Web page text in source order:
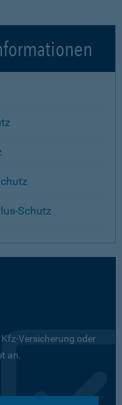
Schutz
Versicherung oder
an.